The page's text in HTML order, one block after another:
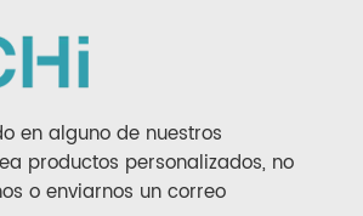
en alguno de nuestros
productos personalizados, no
o enviarnos un correo